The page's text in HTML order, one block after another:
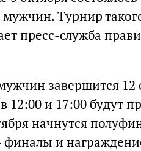
Турнир
пресс-служба
завершится 12
12:00 и 17:00 будут
начнутся
финалы и